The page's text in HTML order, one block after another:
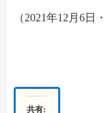
（2021年12月6日
共有: